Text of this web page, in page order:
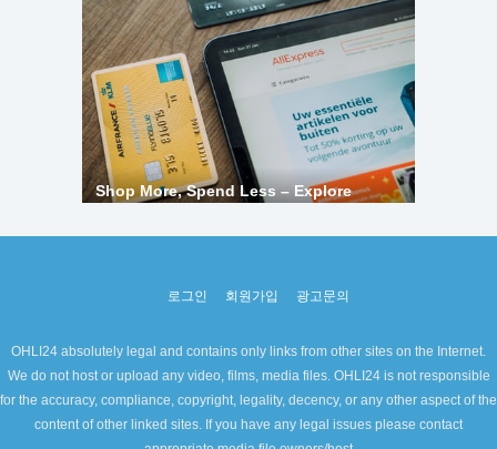
로그인 회원가입 광고문의
OHLI24 absolutely legal and contains only links from other sites on the Internet.
We do not host or upload any video, films, media files. OHLI24 is not responsible
for the accuracy, compliance, copyright, legality, decency, or any other aspect of the
content of other linked sites. If you have any legal issues please contact